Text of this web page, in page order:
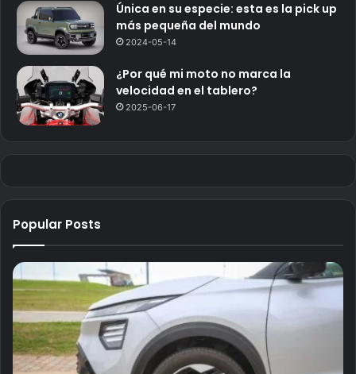
Única en su especie: esta es la pick up
más pequeña del mundo
2024-05-14
¿Por qué mi moto no marca la
velocidad en el tablero?
2025-06-17
Popular Posts